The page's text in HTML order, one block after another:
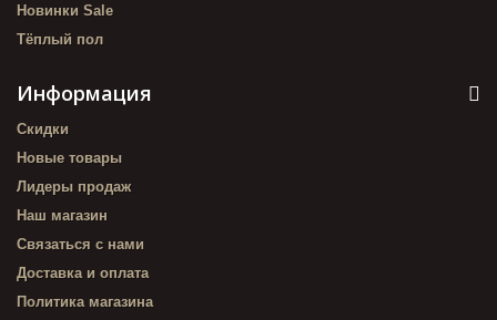
Новинки Sale
Тёплый пол
Информация
Скидки
Новые товары
Лидеры продаж
Наш магазин
Связаться с нами
Доставка и оплата
Политика магазина